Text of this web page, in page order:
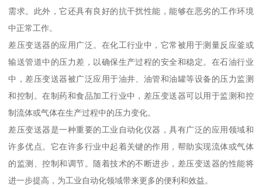
需求。此外，它还具有良好的抗干扰性能，能够在恶劣的工作环境
中正常工作。
差压变送器的应用广泛。在化工行业中，它常被用于测量反应釜或
输送管道中的压力差，以确保生产过程的安全和稳定。在石油行业
中，差压变送器被广泛应用于油井、油管和油罐等设备的压力监测
和控制。在制药和食品加工行业中，差压变送器可以用于监测和控
制流体或气体在生产过程中的压力变化。
差压变送器是一种重要的工业自动化仪器，具有广泛的应用领域和
许多优点。它在许多行业中起着关键的作用，帮助实现流体或气体
的监测、控制和调节。随着技术的不断进步，差压变送器的性能将
进一步提高，为工业自动化领域带来更多的便利和效益。